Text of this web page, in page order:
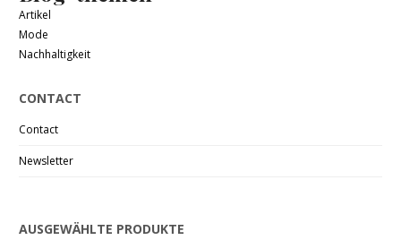
Artikel
Mode
Nachhaltigkeit
CONTACT
Contact
Newsletter
AUSGEWÄHLTE PRODUKTE